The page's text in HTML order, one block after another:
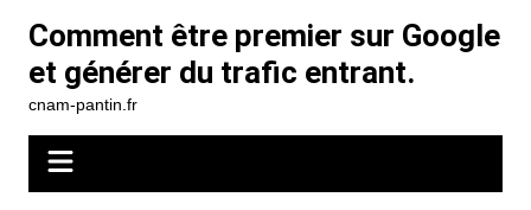
contenu
Comment être premier sur Google
et générer du trafic entrant.
cnam-pantin.fr